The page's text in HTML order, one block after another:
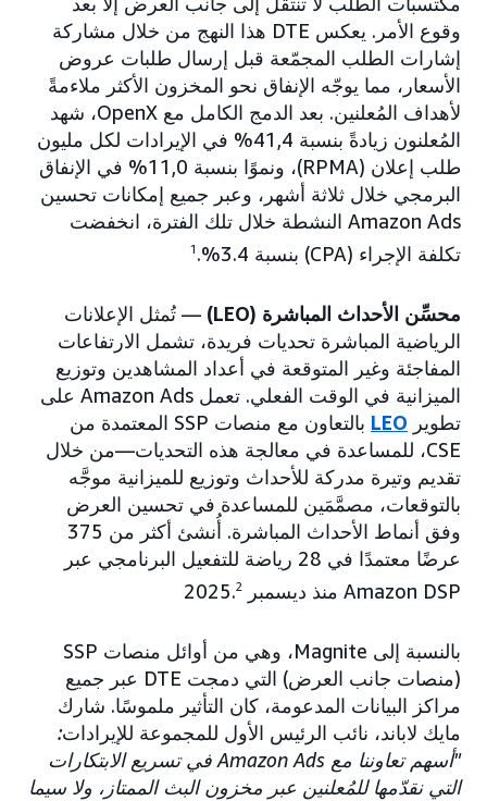
وقوع الأمر. يعكس DTE هذا النهج من خلال مشاركة
إشارات الطلب المجمّعة قبل إرسال طلبات عروض
الأسعار، مما يوجّه الإنفاق نحو المخزون الأكثر ملاءمةً
لأهداف المُعلنين. بعد الدمج الكامل مع OpenX، شهد
المُعلنون زيادةً بنسبة 41,4% في الإيرادات لكل مليون
طلب إعلان (RPMA)، ونموًا بنسبة 11,0% في الإنفاق
البرمجي خلال ثلاثة أشهر، وعبر جميع إمكانات تحسين
Amazon Ads النشطة خلال تلك الفترة، انخفضت
تكلفة الإجراء (CPA) بنسبة 3.4%.
1
محسِّن الأحداث المباشرة (LEO)
— تُمثل الإعلانات
الرياضية المباشرة تحديات فريدة، تشمل الارتفاعات
المفاجئة وغير المتوقعة في أعداد المشاهدين وتوزيع
الميزانية في الوقت الفعلي. تعمل Amazon Ads على
تطوير LEO
بالتعاون مع منصات SSP المعتمدة من
CSE، للمساعدة في معالجة هذه التحديات—من خلال
تقديم وتيرة مدركة للأحداث وتوزيع للميزانية موجَّه
بالتوقعات، مصمَّمَين للمساعدة في تحسين العرض
وفق أنماط الأحداث المباشرة. أُنشئ أكثر من 375
عرضًا معتمدًا في 28 رياضة للتفعيل البرنامجي عبر
Amazon DSP منذ ديسمبر 2025.
2
بالنسبة إلى Magnite، وهي من أوائل منصات SSP
(منصات جانب العرض) التي دمجت DTE عبر جميع
مراكز البيانات المدعومة، كان التأثير ملموسًا. شارك
مايك لاباند، نائب الرئيس الأول للمجموعة للإيرادات:
"أسهم تعاوننا مع Amazon Ads في تسريع الابتكارات
التي نقدّمها للمُعلنين عبر مخزون البث الممتاز، ولا سيما